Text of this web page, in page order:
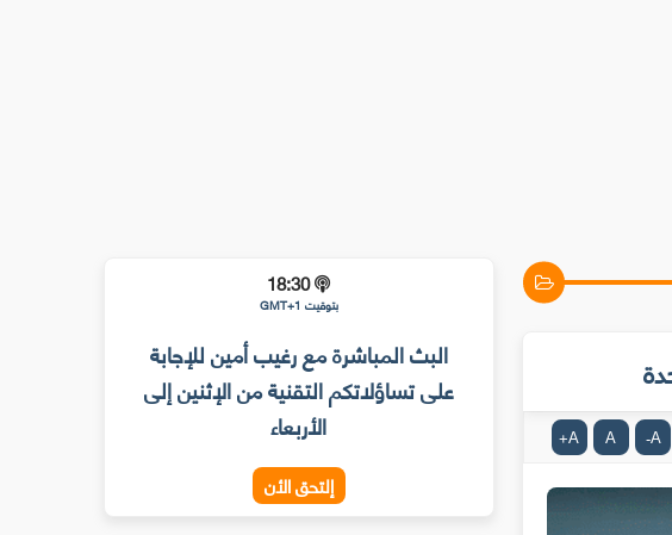
A
-
A
A
+
18:30
بتوقيت GMT+1
البث المباشرة مع رغيب أمين للإجابة
على تساؤلاتكم التقنية من الإثنين إلى
الأربعاء
إلتحق الأن